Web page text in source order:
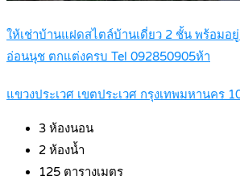
ให้เช่าบ้านแฝดสไตล์บ้านเดี่ยว 2 ชั้น พร้อมอ
อ่อนนุช ตกแต่งครบ Tel 092850905ห้า
แขวงประเวศ เขตประเวศ กรุงเทพมหานคร
3 ห้องนอน
2 ห้องน้ำ
125 ตารางเมตร